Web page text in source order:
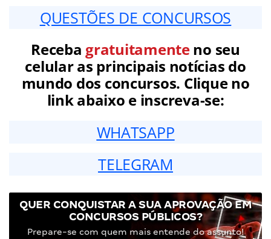
QUESTÕES DE CONCURSOS
Receba gratuitamenteno seu
celular as principais notícias do
mundo dos concursos. Clique no
link abaixo e inscreva-se:
WHATSAPP
TELEGRAM
QUER CONQUISTAR A SUA APROVAÇÃO EM
CONCURSOS PÚBLICOS?
Prepare-se com quem mais entende do assunto!